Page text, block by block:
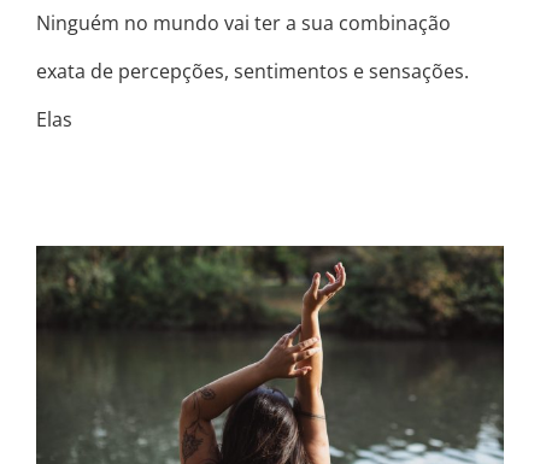
Ninguém no mundo vai ter a sua combinação
exata de percepções, sentimentos e sensações.
Elas
SE AMAR GORDA, É POSSÍVEL?